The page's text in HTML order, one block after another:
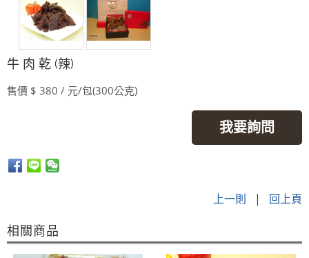
牛 肉 乾 (辣)
售價 $ 380 / 元/包(300公克)
我要詢問
上一則 | 回上頁
相關商品